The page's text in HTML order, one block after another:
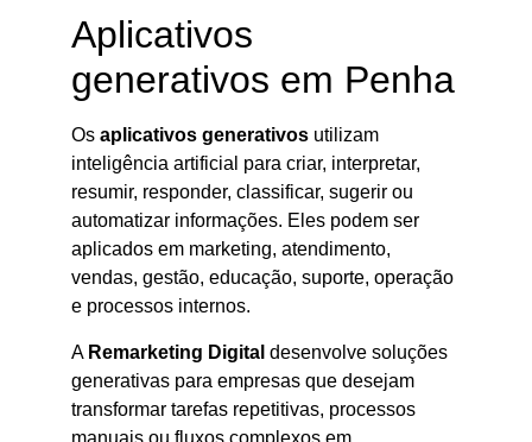
Aplicativos
generativos em Penha
Os aplicativos generativos utilizam
inteligência artificial para criar, interpretar,
resumir, responder, classificar, sugerir ou
automatizar informações. Eles podem ser
aplicados em marketing, atendimento,
vendas, gestão, educação, suporte, operação
e processos internos.
A Remarketing Digital desenvolve soluções
generativas para empresas que desejam
transformar tarefas repetitivas, processos
manuais ou fluxos complexos em